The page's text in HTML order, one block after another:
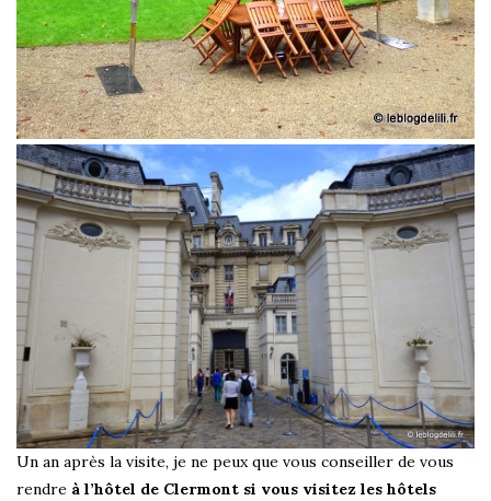
Un an après la visite, je ne peux que vous conseiller de vous
rendre à l’hôtel de Clermont si vous visitez les hôtels